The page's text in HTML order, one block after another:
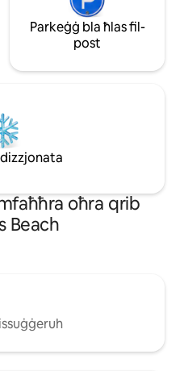
Parkeġġ bla ħlas fil-
post
mfаħħrа оħrа qrіb
Beach